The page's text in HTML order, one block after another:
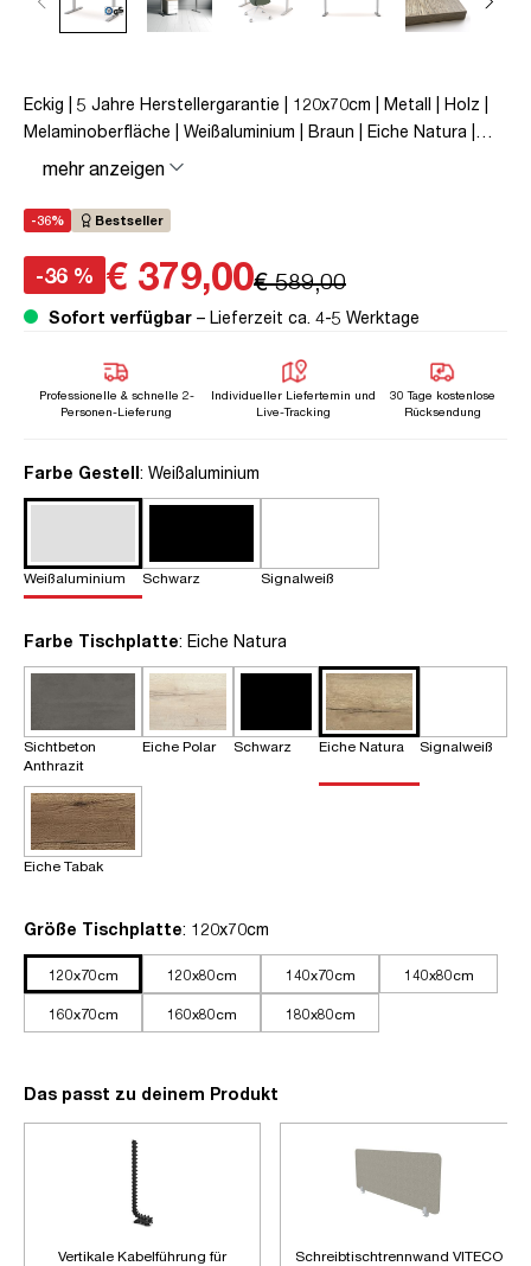
Eckig | 5 Jahre Herstellergarantie | 120x70cm | Metall | Holz |
Melaminoberfläche | Weißaluminium | Braun | Eiche Natura |
Schreibtisch | höhenverstellbar | unmontiert | Y-Line | bis zu
80 kg | Steckertyp C | Eiche Tabak | TÜV© mobiles Arbeiten |
Kollisions-Schutz | Elektrisch höhenverstellbar |
mehr anzeigen
-36% Bestseller
-36 % € 379,00€ 589,00
Sofort verfügbar – Lieferzeit ca. 4-5 Werktage
Professionelle & schnelle 2-
Personen-Lieferung
Individueller Liefertemin und
Live-Tracking
30 Tage kostenlose
Rücksendung
Farbe Gestellauswählen
: Weißaluminium
Weißaluminium Schwarz Signalweiß
Farbe Tischplatteauswählen
: Eiche Natura
Sichtbeton
Anthrazit
Eiche Polar Schwarz Eiche Natura Signalweiß
Eiche Tabak
Größe Tischplatteauswählen
: 120x70cm
120x70cm 120x80cm 140x70cm 140x80cm
160x70cm 160x80cm 180x80cm
Das passt zu deinem Produkt
Vertikale Kabelführung für
Schreibtischtrennwand VITECO